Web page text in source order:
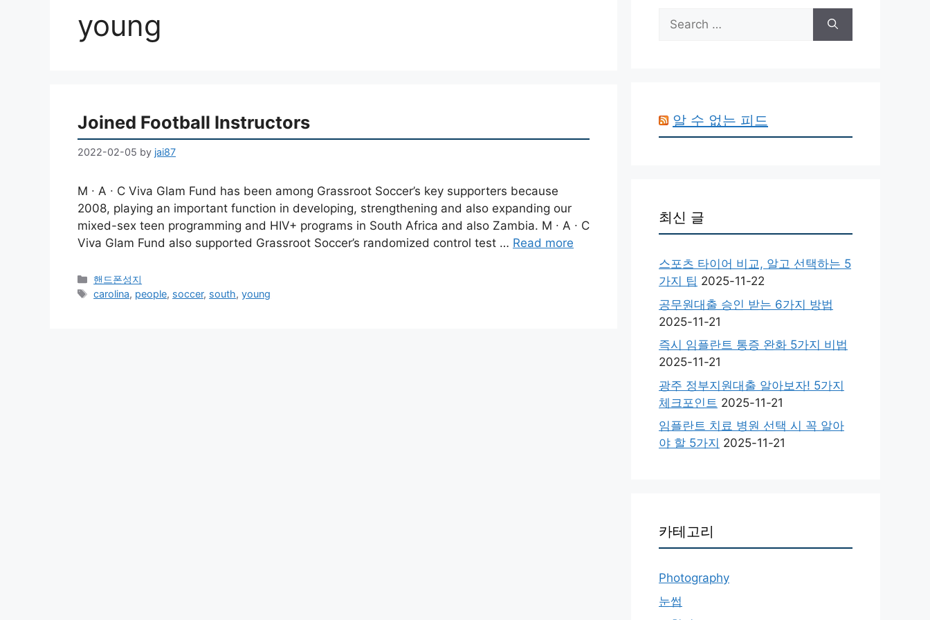
young
Joined Football Instructors
2022-02-05 by jai87
M ∙ A ∙ C Viva Glam Fund has been among Grassroot Soccer’s key supporters because
2008, playing an important function in developing, strengthening and also expanding our
mixed-sex teen programming and HIV+ programs in South Africa and also Zambia. M ∙ A ∙ C
Viva Glam Fund also supported Grassroot Soccer’s randomized control test … Read more
Categories
핸드폰성지
Tags
carolina, people, soccer, south,young
Search
for:
알 수 없는 피드
최신 글
스포츠 타이어 비교, 알고 선택하는 5
가지 팁 2025-11-22
공무원대출 승인 받는 6가지 방법
2025-11-21
즉시 임플란트 통증 완화 5가지 비법
2025-11-21
광주 정부지원대출 알아보자! 5가지
체크포인트 2025-11-21
임플란트 치료 병원 선택 시 꼭 알아
야 할 5가지 2025-11-21
카테고리
Photography
눈썹